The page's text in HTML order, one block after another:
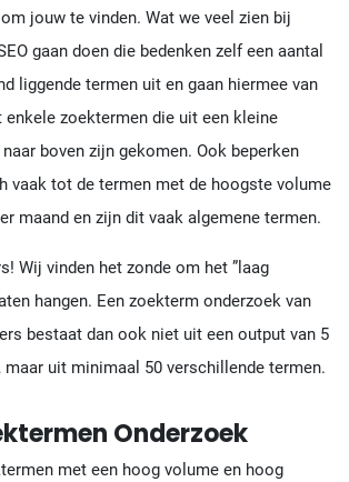
jouw te vinden. Wat we veel zien bij
gaan doen die bedenken zelf een aantal
liggende termen uit en gaan hiermee van
zoektermen die uit een kleine
boven zijn gekomen. Ook beperken
vaak tot de termen met de hoogste volume
maand en zijn dit vaak algemene termen.
Wij vinden het zonde om het ”laag
hangen. Een zoekterm onderzoek van
bestaat dan ook niet uit een output van 5
uit minimaal 50 verschillende termen.
Onderzoek
met een hoog volume en hoog